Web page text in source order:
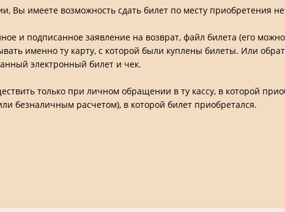
Вы имеете возможность сдать билет по месту приобретения не
и подписанное заявление на возврат, файл билета (его
именно ту карту, с которой были куплены билеты. Или
электронный билет и чек.
только при личном обращении в ту кассу, в которой
безналичным расчетом), в которой билет приобретался.